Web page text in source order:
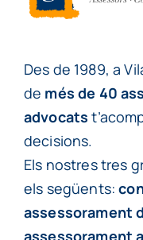
Des de 1989, a
de més de 40
advocats
decisions.
Els nostres tres
els següents:
assessorament
assessorament